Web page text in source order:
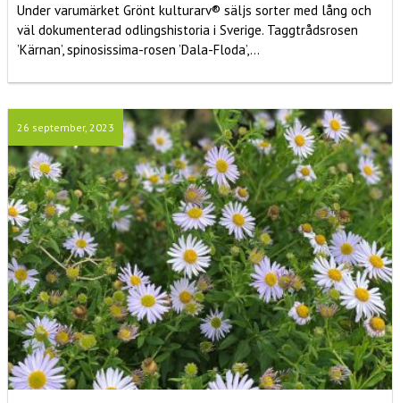
Under varumärket Grönt kulturarv® säljs sorter med lång och
väl dokumenterad odlingshistoria i Sverige. Taggtrådsrosen
’Kärnan’, spinosissima-rosen ’Dala-Floda’,...
26 september, 2023